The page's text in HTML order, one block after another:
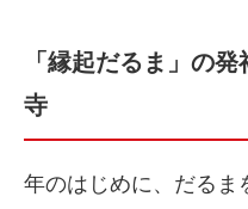
「縁起だるま」の
寺
年のはじめに、だるま